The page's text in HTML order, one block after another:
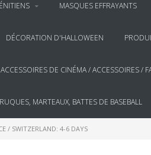
MASQUES EFFRAYANTS
DÉCORATION D'HALLOWEEN
ACCESSOIRES DE CINÉMA / ACCESSOIRES /
MARTEAUX, BATTES DE BASEBALL
/ SWITZERLAND: 4-6 DAYS